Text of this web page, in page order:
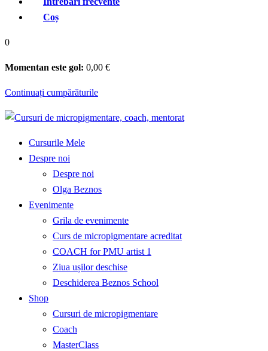
Coș
0
Momentan este gol: 0,00 €
Continuați cumpărăturile
Cursurile Mele
Despre noi
Despre noi
Olga Beznos
Evenimente
Grila de evenimente
Curs de micropigmentare acreditat
COACH for PMU artist 1
Ziua ușilor deschise
Deschiderea Beznos School
Shop
Cursuri de micropigmentare
Coach
MasterClass